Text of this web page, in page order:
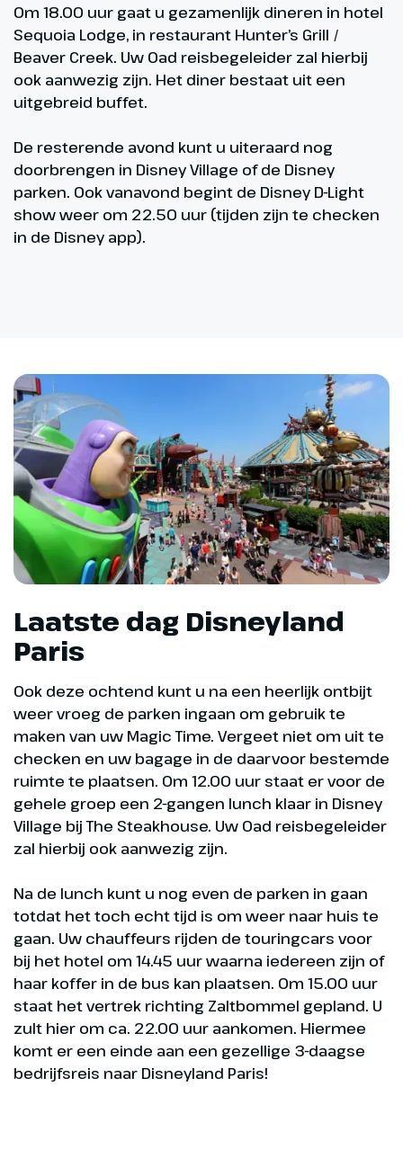
Om 18.00 uur gaat u gezamenlijk dineren in hotel
Sequoia Lodge, in restaurant Hunter’s Grill /
Beaver Creek. Uw Oad reisbegeleider zal hierbij
ook aanwezig zijn. Het diner bestaat uit een
uitgebreid buffet.
De resterende avond kunt u uiteraard nog
doorbrengen in Disney Village of de Disney
parken. Ook vanavond begint de Disney D-Light
show weer om 22.50 uur (tijden zijn te checken
in de Disney app).
Laatste dag Disneyland
Paris
Ook deze ochtend kunt u na een heerlijk ontbijt
weer vroeg de parken ingaan om gebruik te
maken van uw Magic Time. Vergeet niet om uit te
checken en uw bagage in de daarvoor bestemde
ruimte te plaatsen. Om 12.00 uur staat er voor de
gehele groep een 2-gangen lunch klaar in Disney
Village bij The Steakhouse. Uw Oad reisbegeleider
zal hierbij ook aanwezig zijn.
Na de lunch kunt u nog even de parken in gaan
totdat het toch echt tijd is om weer naar huis te
gaan. Uw chauffeurs rijden de touringcars voor
bij het hotel om 14.45 uur waarna iedereen zijn of
haar koffer in de bus kan plaatsen. Om 15.00 uur
staat het vertrek richting Zaltbommel gepland. U
zult hier om ca. 22.00 uur aankomen. Hiermee
komt er een einde aan een gezellige 3-daagse
bedrijfsreis naar Disneyland Paris!